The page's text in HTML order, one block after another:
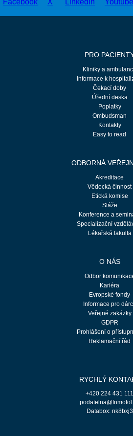
PRO
Kliniky a
Informace k
Čekací doby
Úřední deska
Poplatky
Ombudsman
Kontakty
Easy to read
ODBORNÁ
Akreditace
Vědecká činnost
Etická komise
Stáže
Konference a
Specializační
Lékařská fakulta
O NÁS
Odbor
Kariéra
Evropské fondy
Informace pro
Veřejné zakázky
GDPR
Prohlášení o
Reklamační řád
RYCHLÝ
+420 224 431 111
Databox: nk8bxj3